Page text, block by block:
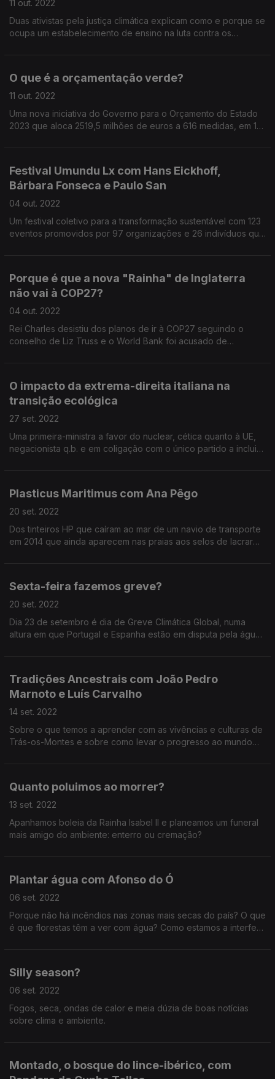
11 out. 2022
Duas ativistas pela justiça climática explicam como e porque se
ocupa um estabelecimento de ensino na luta contra os
O que é a orçamentação verde?
11 out. 2022
Uma nova iniciativa do Governo para o Orçamento do Estado
2023 que aloca 2519,5 milhões de euros a 616 medidas, em 17
Festival Umundu Lx com Hans Eickhoff,
Bárbara Fonseca e Paulo San
04 out. 2022
Um festival coletivo para a transformação sustentável com 123
eventos promovidos por 97 organizações e 26 indivíduos que
Porque é que a nova "Rainha" de Inglaterra
não vai à COP27?
04 out. 2022
Rei Charles desistiu dos planos de ir à COP27 seguindo o
conselho de Liz Truss e o World Bank foi acusado de
O impacto da extrema-direita italiana na
transição ecológica
27 set. 2022
Uma primeira-ministra a favor do nuclear, cética quanto à UE,
negacionista q.b. e em coligação com o único partido a incluir
Plasticus Maritimus com Ana Pêgo
20 set. 2022
Dos tinteiros HP que caíram ao mar de um navio de transporte
em 2014 que ainda aparecem nas praias aos selos de lacrar
Sexta-feira fazemos greve?
20 set. 2022
Dia 23 de setembro é dia de Greve Climática Global, numa
altura em que Portugal e Espanha estão em disputa pela água
poluição.
Tradições Ancestrais com João Pedro
Marnoto e Luís Carvalho
14 set. 2022
Sobre o que temos a aprender com as vivências e culturas de
Trás-os-Montes e sobre como levar o progresso ao mundo
Quanto poluimos ao morrer?
13 set. 2022
Apanhamos boleia da Rainha Isabel II e planeamos um funeral
mais amigo do ambiente: enterro ou cremação?
Plantar água com Afonso do Ó
06 set. 2022
Porque não há incêndios nas zonas mais secas do país? O que
é que florestas têm a ver com água? Como estamos a interferir
Silly season?
06 set. 2022
Fogos, seca, ondas de calor e meia dúzia de boas notícias
sobre clima e ambiente.
Montado, o bosque do lince-ibérico, com